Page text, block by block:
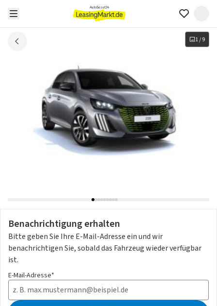
1/9
Benachrichtigung erhalten
Bitte geben Sie Ihre E-Mail-Adresse ein und wir
benachrichtigen Sie, sobald das Fahrzeug wieder verfügbar
ist.
E-Mail-Adresse*